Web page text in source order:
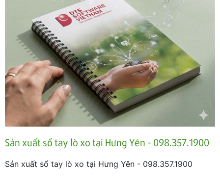
Sản xuất sổ tay lò xo tại Hưng Yên - 098.357.1900
Sản xuất sổ tay lò xo tại Hưng Yên - 098.357.1900